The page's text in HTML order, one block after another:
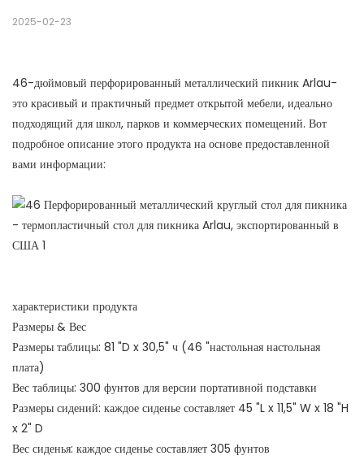
2025-02-23
46-дюймовый перфорированный металлический пикник Arlau-
это красивый и практичный предмет открытой мебели, идеально
подходящий для школ, парков и коммерческих помещений. Вот
подробное описание этого продукта на основе предоставленной
вами информации:
характеристики продукта
Размеры & Вес
Размеры таблицы: 81 "D x 30,5" ч (46 "настольная настольная
плата)
Вес таблицы: 300 фунтов для версии портативной подставки
Размеры сидений: каждое сиденье составляет 45 "L x 11,5" W x 18 "H
x 2" D
Вес сиденья: каждое сиденье составляет 305 фунтов